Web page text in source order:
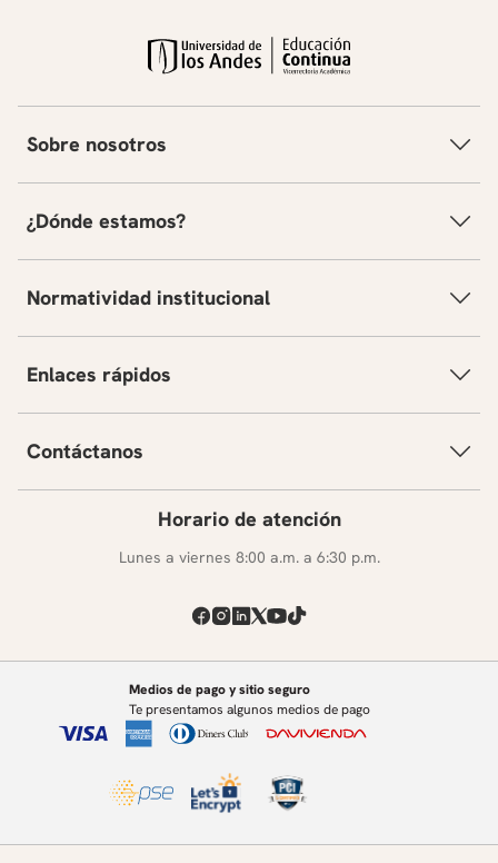
Sobre nosotros
¿Dónde estamos?
Normatividad institucional
Enlaces rápidos
Contáctanos
Horario de atención
Lunes a viernes 8:00 a.m. a 6:30 p.m.
Medios de pago y sitio seguro
Te presentamos algunos medios de pago